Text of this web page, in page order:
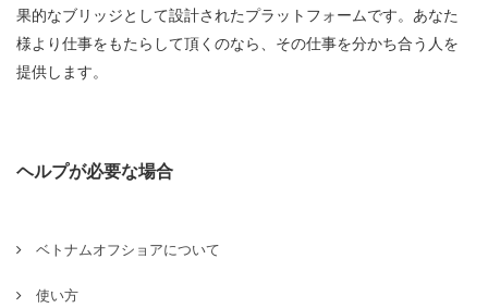
果的なブリッジとして設計されたプラットフォームです。あなた
様より仕事をもたらして頂くのなら、その仕事を分かち合う人を
提供します。
ヘルプが必要な場合
ベトナムオフショアについて
使い方